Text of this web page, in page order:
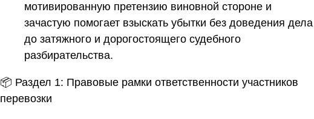
мотивированную претензию виновной стороне и
зачастую помогает взыскать убытки без доведения дела
до затяжного и дорогостоящего судебного
разбирательства.
📦 Раздел 1: Правовые рамки ответственности участников
перевозки